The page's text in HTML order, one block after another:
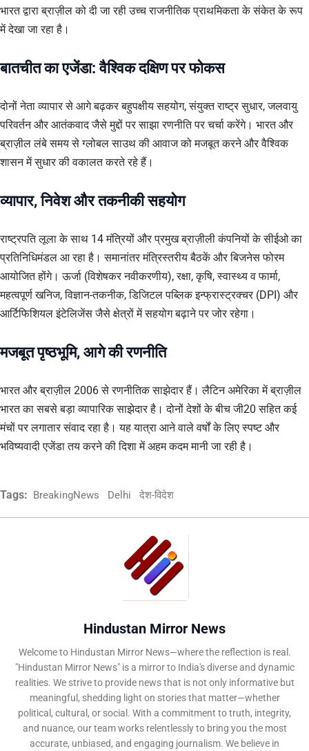
भारत द्वारा ब्राज़ील को दी जा रही उच्च राजनीतिक प्राथमिकता के संकेत के रूप
में देखा जा रहा है।
बातचीत का एजेंडा: वैश्विक दक्षिण पर फोकस
दोनों नेता व्यापार से आगे बढ़कर बहुपक्षीय सहयोग, संयुक्त राष्ट्र सुधार, जलवायु
परिवर्तन और आतंकवाद जैसे मुद्दों पर साझा रणनीति पर चर्चा करेंगे। भारत और
ब्राज़ील लंबे समय से ग्लोबल साउथ की आवाज को मजबूत करने और वैश्विक
शासन में सुधार की वकालत करते रहे हैं।
व्यापार, निवेश और तकनीकी सहयोग
राष्ट्रपति लूला के साथ 14 मंत्रियों और प्रमुख ब्राज़ीली कंपनियों के सीईओ का
प्रतिनिधिमंडल आ रहा है। समानांतर मंत्रिस्तरीय बैठकें और बिजनेस फोरम
आयोजित होंगे। ऊर्जा (विशेषकर नवीकरणीय), रक्षा, कृषि, स्वास्थ्य व फार्मा,
महत्वपूर्ण खनिज, विज्ञान-तकनीक, डिजिटल पब्लिक इन्फ्रास्ट्रक्चर (DPI) और
आर्टिफिशियल इंटेलिजेंस जैसे क्षेत्रों में सहयोग बढ़ाने पर जोर रहेगा।
मजबूत पृष्ठभूमि, आगे की रणनीति
भारत और ब्राज़ील 2006 से रणनीतिक साझेदार हैं। लैटिन अमेरिका में ब्राज़ील
भारत का सबसे बड़ा व्यापारिक साझेदार है। दोनों देशों के बीच जी20 सहित कई
मंचों पर लगातार संवाद रहा है। यह यात्रा आने वाले वर्षों के लिए स्पष्ट और
भविष्यवादी एजेंडा तय करने की दिशा में अहम कदम मानी जा रही है।
Tags: BreakingNews Delhi देश-विदेश
Hindustan Mirror News
Welcome to Hindustan Mirror News—where the reflection is real.
"Hindustan Mirror News" is a mirror to India's diverse and dynamic
realities. We strive to provide news that is not only informative but
meaningful, shedding light on stories that matter—whether
political, cultural, or social. With a commitment to truth, integrity,
and nuance, our team works relentlessly to bring you the most
accurate, unbiased, and engaging journalism. We believe in